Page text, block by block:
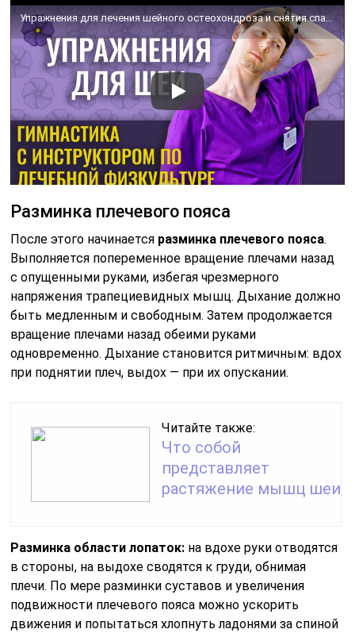
Упражнения для лечения шейного остеохондроза и снятия спазма мышц шеи с инструктором ЛФК.
Разминка плечевого пояса
После этого начинается разминка плечевого пояса.
Выполняется попеременное вращение плечами назад
с опущенными руками, избегая чрезмерного
напряжения трапециевидных мышц. Дыхание должно
быть медленным и свободным. Затем продолжается
вращение плечами назад обеими руками
одновременно. Дыхание становится ритмичным: вдох
при поднятии плеч, выдох — при их опускании.
Читайте также:
Что собой
представляет
растяжение мышц шеи
Разминка области лопаток: на вдохе руки отводятся
в стороны, на выдохе сводятся к груди, обнимая
плечи. По мере разминки суставов и увеличения
подвижности плечевого пояса можно ускорить
движения и попытаться хлопнуть ладонями за спиной